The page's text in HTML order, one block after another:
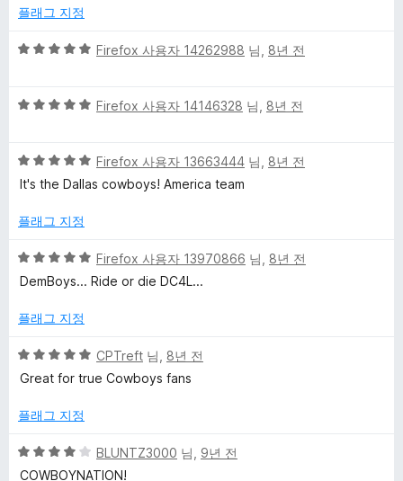
5
플래그 지정
5
점
점
Firefox 사용자 14262988 님, 8년 전
5
점
에
점
Firefox 사용자 14146328 님, 8년 전
5
점
점
5
점
Firefox 사용자 13663444 님, 8년 전
It's the Dallas cowboys! America team
플래그 지정
5
점
점
5
점
Firefox 사용자 13970866 님, 8년 전
DemBoys... Ride or die DC4L...
플래그 지정
5
점
점
5
점
CPTreft 님, 8년 전
Great for true Cowboys fans
플래그 지정
5
점
BLUNTZ3000 님, 9년 전
COWBOYNATION!